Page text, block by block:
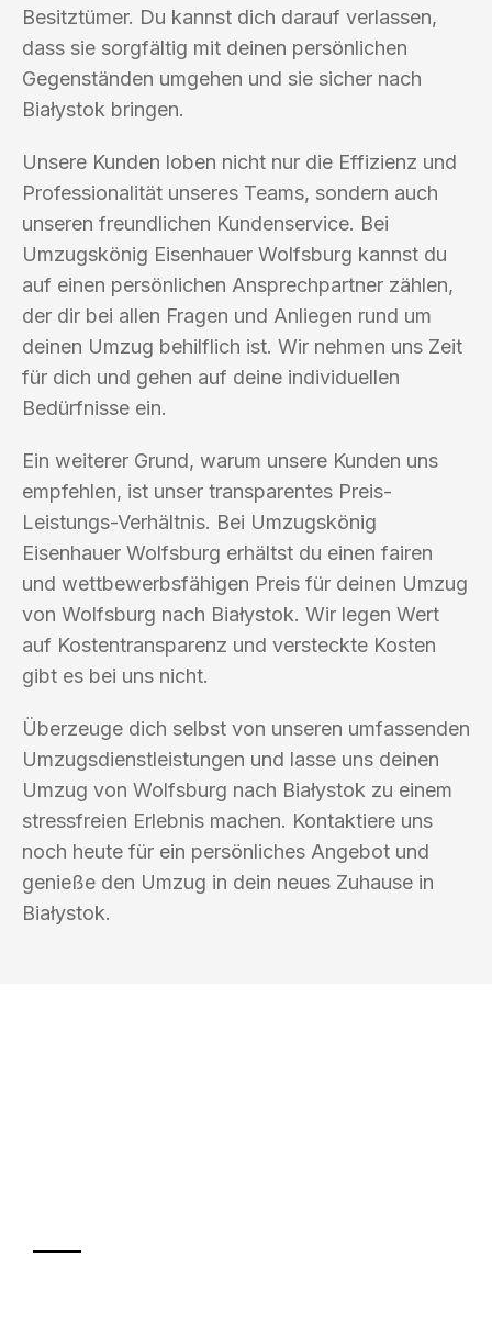
Besitztümer. Du kannst dich darauf verlassen,
dass sie sorgfältig mit deinen persönlichen
Gegenständen umgehen und sie sicher nach
Białystok bringen.
Unsere Kunden loben nicht nur die Effizienz und
Professionalität unseres Teams, sondern auch
unseren freundlichen Kundenservice. Bei
Umzugskönig Eisenhauer Wolfsburg kannst du
auf einen persönlichen Ansprechpartner zählen,
der dir bei allen Fragen und Anliegen rund um
deinen Umzug behilflich ist. Wir nehmen uns Zeit
für dich und gehen auf deine individuellen
Bedürfnisse ein.
Ein weiterer Grund, warum unsere Kunden uns
empfehlen, ist unser transparentes Preis-
Leistungs-Verhältnis. Bei Umzugskönig
Eisenhauer Wolfsburg erhältst du einen fairen
und wettbewerbsfähigen Preis für deinen Umzug
von Wolfsburg nach Białystok. Wir legen Wert
auf Kostentransparenz und versteckte Kosten
gibt es bei uns nicht.
Überzeuge dich selbst von unseren umfassenden
Umzugsdienstleistungen und lasse uns deinen
Umzug von Wolfsburg nach Białystok zu einem
stressfreien Erlebnis machen. Kontaktiere uns
noch heute für ein persönliches Angebot und
genieße den Umzug in dein neues Zuhause in
Białystok.